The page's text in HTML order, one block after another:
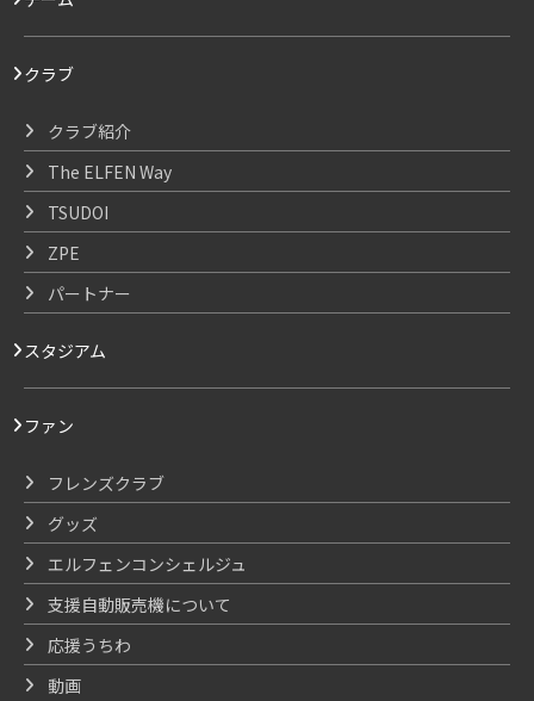
クラブ
クラブ紹介
The ELFEN Way
TSUDOI
ZPE
パートナー
スタジアム
ファン
フレンズクラブ
グッズ
エルフェンコンシェルジュ
支援自動販売機について
応援うちわ
動画